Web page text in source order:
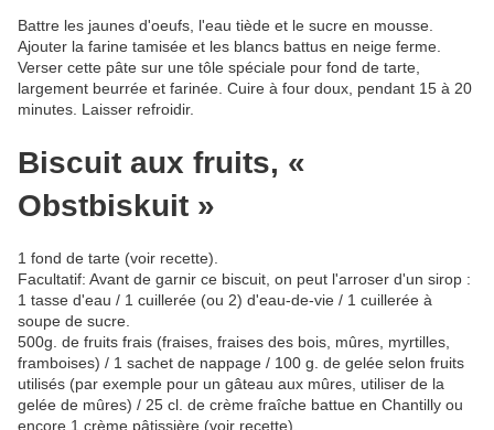
Battre les jaunes d'oeufs, l'eau tiède et le sucre en mousse.
Ajouter la farine tamisée et les blancs battus en neige ferme.
Verser cette pâte sur une tôle spéciale pour fond de tarte,
largement beurrée et farinée. Cuire à four doux, pendant 15 à 20
minutes. Laisser refroidir.
Biscuit aux fruits, «
Obstbiskuit »
1 fond de tarte (voir recette).
Facultatif: Avant de garnir ce biscuit, on peut l'arroser d'un sirop :
1 tasse d'eau / 1 cuillerée (ou 2) d'eau-de-vie / 1 cuillerée à
soupe de sucre.
500g. de fruits frais (fraises, fraises des bois, mûres, myrtilles,
framboises) / 1 sachet de nappage / 100 g. de gelée selon fruits
utilisés (par exemple pour un gâteau aux mûres, utiliser de la
gelée de mûres) / 25 cl. de crème fraîche battue en Chantilly ou
encore 1 crème pâtissière (voir recette).